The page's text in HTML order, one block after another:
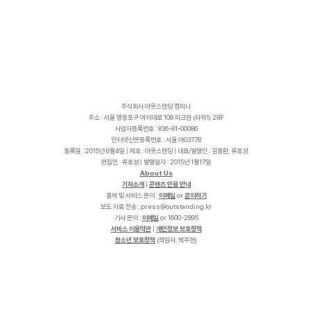
주식회사 아웃스탠딩 컴퍼니
주소 : 서울 영등포구 여의대로 108 파크원 (타워1) 28F
사업자등록번호 : 836-81-00086
인터넷신문등록번호 : 서울 아03778
등록일 : 2015년 6월4일 | 제호 : 아웃스탠딩 | 대표/발행인 : 김동환, 류호성
편집인 : 류호성 | 발행일자 : 2015년 1월17일
About Us
기자소개
콘텐츠 인용 안내
결제 및 서비스 문의 : 이메일 or문의하기
보도 자료 전송 :
r
k
.
g
n
i
d
n
a
t
s
t
u
o
@
s
s
e
r
p
기사 문의 : 이메일 or 1600-2895
서비스 이용약관| 개인정보 보호정책
청소년 보호정책 (책임자: 박주현)